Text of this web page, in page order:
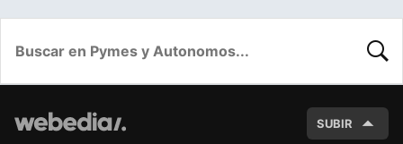
SUBIR